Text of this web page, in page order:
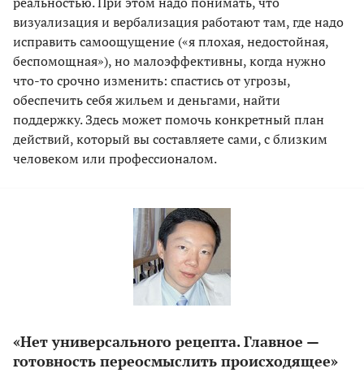
визуализация и вербализация работают там, где надо
исправить самоощущение («я плохая, недостойная,
беспомощная»), но малоэффективны, когда нужно
что-то срочно изменить: спастись от угрозы,
обеспечить себя жильем и деньгами, найти
поддержку. Здесь может помочь конкретный план
действий, который вы составляете сами, с близким
человеком или профессионалом.
«Нет универсального рецепта. Главное —
готовность переосмыслить происходящее»